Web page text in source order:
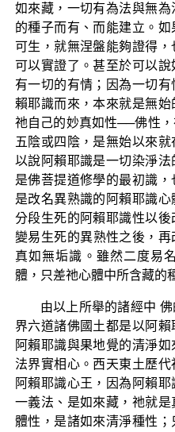
如來藏，一切有為法與無
的種子而有、而能建立。
可生，就無涅盤能夠證得
可以實證了。甚至於可以
有一切的有情；因為一切
賴耶識而來，本來就是無
祂自己的妙真如性──佛性
五陰或四陰，是無始以來
以說阿賴耶識是一切染淨
是佛菩提道修學的最初識
是改名異熟識的阿賴耶識
分段生死的阿賴耶識性以
變易生死的異熟性之後，
真如無垢識。雖然二度易
體，只差祂心體中所含藏的
由以上所舉的諸經中
界六道諸佛國土都是以阿
阿賴耶識與果地覺的清淨
法界實相心。西天東土歷
阿賴耶識心王，因為阿賴
一義法、是如來藏，祂就
體性，是諸如來清淨種性